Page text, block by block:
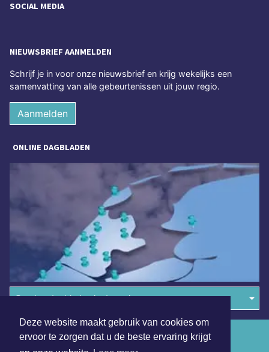
Deze website maakt gebruik van cookies om
ervoor te zorgen dat u de beste ervaring krijgt
SOCIAL MEDIA
NIEUWSBRIEF AANMELDEN
Schrijf je in voor onze nieuwsbrief en krijg wekelijks een
samenvatting van alle gebeurtenissen uit jouw regio.
Aanmelden
ONLINE DAGBLADEN
Overige dagbladen in de regio
Algemene voorwaarden